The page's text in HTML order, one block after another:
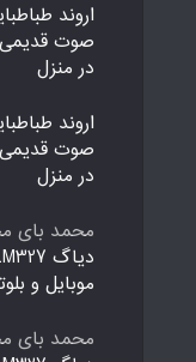
اروند
در منزل
اروند
در منزل
محمد بای
موبایل و
محمد بای